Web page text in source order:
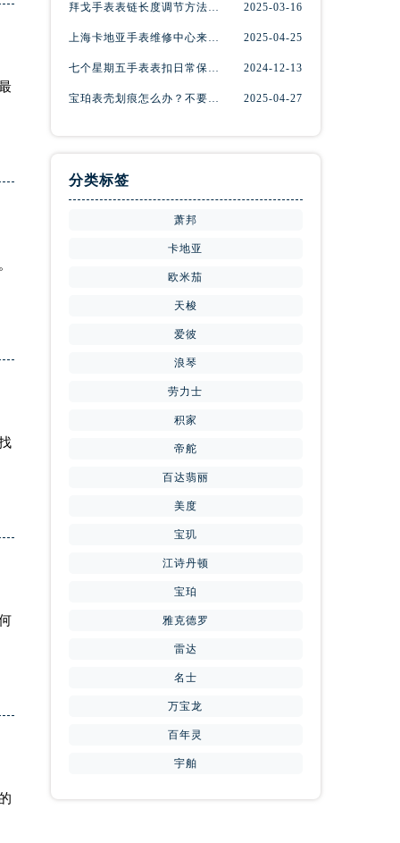
拜戈手表表链长度调节方法详解 2025-03-16
上海卡地亚手表维修中心来教你如何处理卡地亚手表走停的故障？ 2025-04-25
七个星期五手表表扣日常保养指南 2024-12-13
宝珀表壳划痕怎么办？不要慌，上海宝珀手表维修中心来帮忙 2025-04-27
分类标签
萧邦
卡地亚
欧米茄
天梭
爱彼
浪琴
劳力士
积家
帝舵
百达翡丽
美度
宝玑
江诗丹顿
宝珀
雅克德罗
雷达
名士
万宝龙
百年灵
宇舶